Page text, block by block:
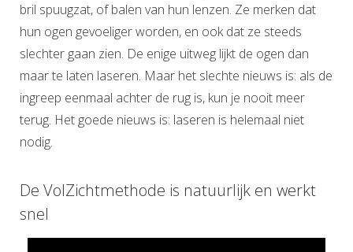
bril spuugzat, of balen van hun lenzen. Ze merken dat
hun ogen gevoeliger worden, en ook dat ze steeds
slechter gaan zien. De enige uitweg lijkt de ogen dan
maar te laten laseren. Maar het slechte nieuws is: als de
ingreep eenmaal achter de rug is, kun je nooit meer
terug. Het goede nieuws is: laseren is helemaal niet
nodig.
De VolZichtmethode is natuurlijk en werkt
snel